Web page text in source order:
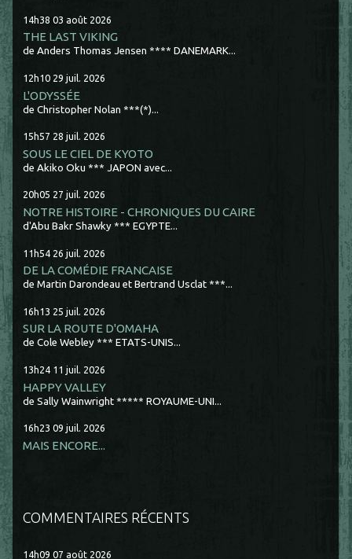
14h38 03 août 2026
THE LAST VIKING
de Anders Thomas Jensen **** DANEMARK...
12h10 29 juil. 2026
L'ODYSSÉE
de Christopher Nolan ***(*)...
15h57 28 juil. 2026
SOUS LE CIEL DE KYOTO
de Akiko Oku *** JAPON avec...
20h05 27 juil. 2026
NOTRE HISTOIRE - CHRONIQUES DU CAIRE
d'Abu Bakr Shawky *** EGYPTE...
11h54 26 juil. 2026
DE LA COMÉDIE FRANCAISE
de Martin Darondeau et Bertrand Usclat ***...
16h13 25 juil. 2026
SUR LA ROUTE D'OMAHA
de Cole Webley *** ETATS-UNIS...
13h24 11 juil. 2026
HAPPY VALLEY
de Sally Wainwright ***** ROYAUME-UNI...
16h23 09 juil. 2026
MAIS ENCORE...
COMMENTAIRES RÉCENTS
14h09 07 août 2026